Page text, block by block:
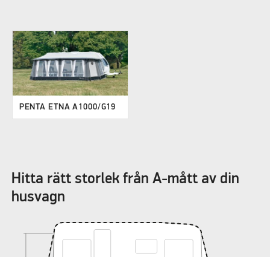
PENTA ETNA A1000/G19
Hitta rätt storlek från A-mått av din
husvagn